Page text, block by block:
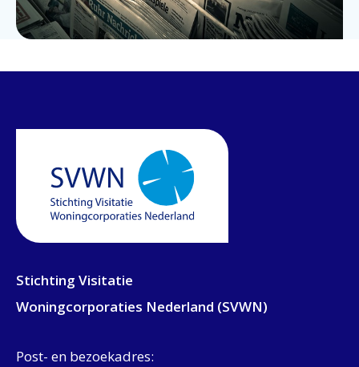
Stichting Visitatie
Woningcorporaties Nederland (SVWN)
Post- en bezoekadres: